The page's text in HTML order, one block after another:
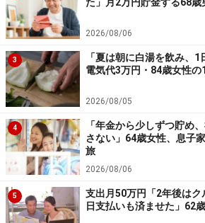
が、その内容を保証するものではなく、こ
などについて当社は一切の責任を負いませ
最新の情報や詳細については、必ず各金融
の公式情報をご確認ください。
【編集部からのお知らせ】
・「家計」について、アンケート（
中です！
※抽選で20名にAmazonギフト券1000
※謝礼付きの限定アンケートやモニタ
なります
た」月2万円貯金する68歳
2026/08/06
3
「夏は朝に白湯を飲み、
電気代3万円・84歳女性の
2026/08/05
4
「年金から少しずつ貯め
さない」64歳女性、息子
旅
2026/08/06
5
支出月50万円「2年後は
日支払いも済ませた」62